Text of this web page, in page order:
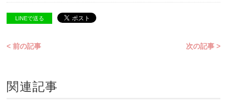
LINEで送る
< 前の記事 次の記事 >
関連記事